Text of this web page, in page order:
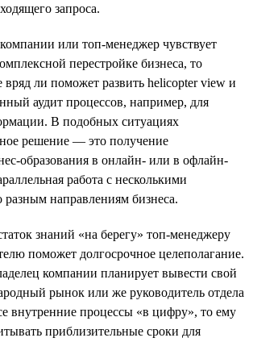
запроса.
или топ-менеджер чувствует
перестройке бизнеса, то
вряд ли поможет развить helicopter view и
аудит процессов, например, для
В подобных ситуациях
решение — это получение
образования в онлайн- или в офлайн-
работа с несколькими
разным направлениям бизнеса.
знаний «на берегу» топ-менеджеру
поможет долгосрочное целеполагание.
компании планирует вывести свой
рынок или же руководитель отдела
внутренние процессы «в цифру», то ему
приблизительные сроки для